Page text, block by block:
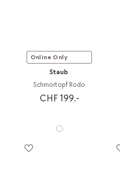
Online Only
Staub
Schmortopf Rodo
CHF 199.-